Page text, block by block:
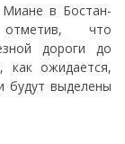
в Бостан-
что
дороги до
как ожидается,
будут выделены